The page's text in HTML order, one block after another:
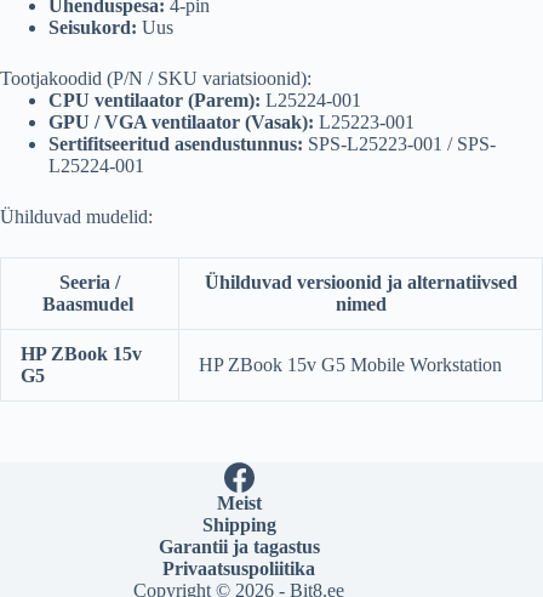
Ühenduspesa: 4-pin
Seisukord: Uus
Tootjakoodid (P/N / SKU variatsioonid):
CPU ventilaator (Parem): L25224-001
GPU / VGA ventilaator (Vasak): L25223-001
Sertifitseeritud asendustunnus: SPS-L25223-001 / SPS-
L25224-001
Ühilduvad mudelid:
Seeria /
Baasmudel
Ühilduvad versioonid ja alternatiivsed
nimed
HP ZBook 15v
G5
HP ZBook 15v G5 Mobile Workstation
Meist
Shipping
Garantii ja tagastus
Privaatsuspoliitika
Copyright © 2026 - Bit8.ee